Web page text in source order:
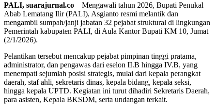
PALI, suarajurnal.co – Mengawali tahun 2026, Bupati Penukal
Abab Lematang Ilir (PALI), Asgianto resmi melantik dan
mengambil sumpah/janji jabatan 32 pejabat struktural di lingkungan
Pemerintah kabupaten PALI, di Aula Kantor Bupati KM 10, Jumat
(2/1/2026).
Pelantikan tersebut mencakup pejabat pimpinan tinggi pratama,
administrator, dan pengawas dari eselon II.B hingga IV.B, yang
menempati sejumlah posisi strategis, mulai dari kepala perangkat
daerah, staf ahli, sekretaris dinas, kepala bidang, kepala seksi,
hingga kepala UPTD. Kegiatan ini turut dihadiri Sekretaris Daerah,
para asisten, Kepala BKSDM, serta undangan terkait.